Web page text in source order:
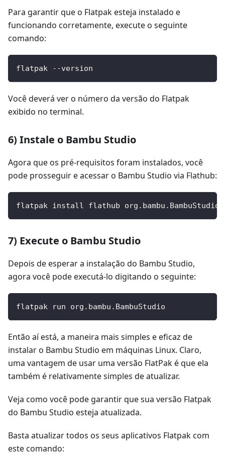
Para garantir que o Flatpak esteja instalado e
funcionando corretamente, execute o seguinte
comando:
flatpak --version
Você deverá ver o número da versão do Flatpak
exibido no terminal.
6) Instale o Bambu Studio
Agora que os pré-requisitos foram instalados, você
pode prosseguir e acessar o Bambu Studio via Flathub:
flatpak install flathub org.bambu.BambuStudio
7) Execute o Bambu Studio
Depois de esperar a instalação do Bambu Studio,
agora você pode executá-lo digitando o seguinte:
flatpak run org.bambu.BambuStudio
Então aí está, a maneira mais simples e eficaz de
instalar o Bambu Studio em máquinas Linux. Claro,
uma vantagem de usar uma versão FlatPak é que ela
também é relativamente simples de atualizar.
Veja como você pode garantir que sua versão Flatpak
do Bambu Studio esteja atualizada.
Basta atualizar todos os seus aplicativos Flatpak com
este comando: